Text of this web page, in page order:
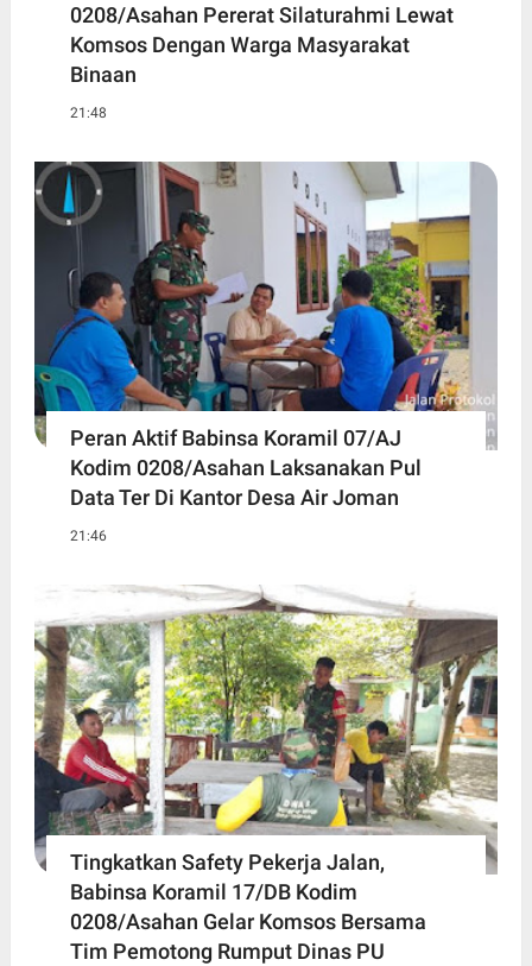
0208/Asahan Pererat Silaturahmi Lewat
Komsos Dengan Warga Masyarakat
Binaan
21:48
Peran Aktif Babinsa Koramil 07/AJ
Kodim 0208/Asahan Laksanakan Pul
Data Ter Di Kantor Desa Air Joman
21:46
Tingkatkan Safety Pekerja Jalan,
Babinsa Koramil 17/DB Kodim
0208/Asahan Gelar Komsos Bersama
Tim Pemotong Rumput Dinas PU